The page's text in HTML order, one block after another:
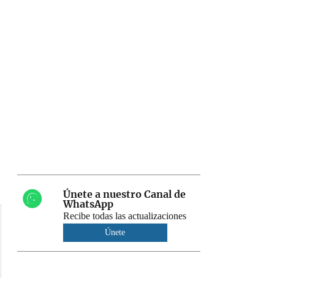
Únete a nuestro Canal de
WhatsApp
Recibe todas las actualizaciones
Únete